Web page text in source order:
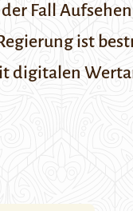
Fall
ist
digitalen